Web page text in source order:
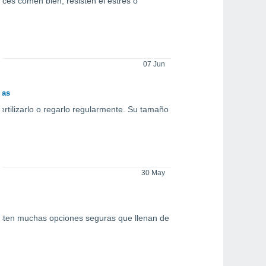
07 Jun
o regarlo regularmente. Su tamaño
30 May
muchas opciones seguras que llenan de